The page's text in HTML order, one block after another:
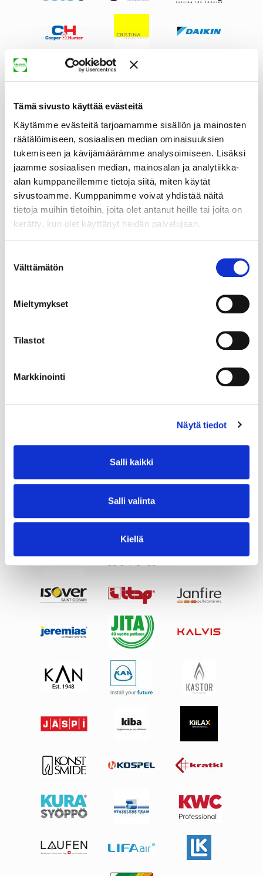
Tämä sivusto käyttää evästeitä
Käytämme evästeitä tarjoamamme sisällön ja mainosten
räätälöimiseen, sosiaalisen median ominaisuuksien
tukemiseen ja kävijämäärämme analysoimiseen. Lisäksi
jaamme sosiaalisen median, mainosalan ja analytiikka-
alan kumppaneillemme tietoja siitä, miten käytät
sivustoamme. Kumppanimme voivat yhdistää näitä
tietoja muihin tietoihin, joita olet antanut heille tai joita on
kerätty, kun olet käyttänyt heidän palvelujaan.
valinta
Välttämätön
Mieltymykset
Tilastot
Markkinointi
Näytä tiedot
Salli kaikki
Salli valinta
Kiellä